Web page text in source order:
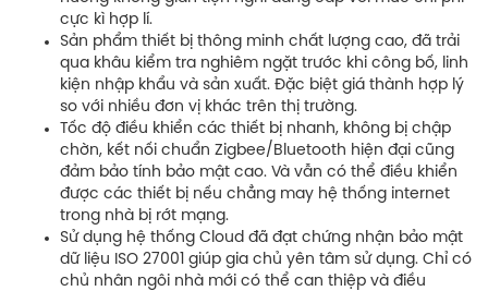
cực kì hợp lí.
Sản phẩm thiết bị thông minh chất lượng cao, đã trải
qua khâu kiểm tra nghiêm ngặt trước khi công bố, linh
kiện nhập khẩu và sản xuất. Đặc biệt giá thành hợp lý
so với nhiều đơn vị khác trên thị trường.
Tốc độ điều khiển các thiết bị nhanh, không bị chập
chờn, kết nối chuẩn Zigbee/Bluetooth hiện đại cũng
đảm bảo tính bảo mật cao. Và vẫn có thể điều khiển
được các thiết bị nếu chẳng may hệ thống internet
trong nhà bị rớt mạng.
Sử dụng hệ thống Cloud đã đạt chứng nhận bảo mật
dữ liệu ISO 27001 giúp gia chủ yên tâm sử dụng. Chỉ có
chủ nhân ngôi nhà mới có thể can thiệp và điều